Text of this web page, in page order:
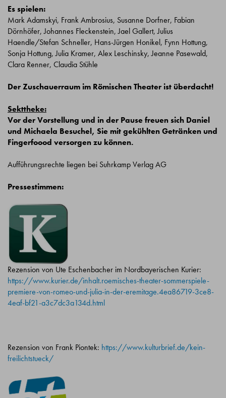
Es spielen:
Mark Adamskyi, Frank Ambrosius, Susanne Dorfner, Fabian
Dörnhöfer, Johannes Fleckenstein, Jael Gallert, Julius
Haendle/Stefan Schneller, Hans-Jürgen Honikel, Fynn Hottung,
Sonja Hottung, Julia Kramer, Alex Leschinsky, Jeanne Pasewald,
Clara Renner, Claudia Stühle
Der Zuschauerraum im Römischen Theater ist überdacht!
Sekttheke:
Vor der Vorstellung und in der Pause freuen sich Daniel
und Michaela Besuchel, Sie mit gekühlten Getränken und
Fingerfoood versorgen zu können.
Aufführungsrechte liegen bei Suhrkamp Verlag AG
Pressestimmen:
Rezension von Ute Eschenbacher im Nordbayerischen Kurier:
https://www.kurier.de/inhalt.roemisches-theater-sommerspiele-
premiere-von-romeo-und-julia-in-der-eremitage.4ea86719-3ce8-
4eaf-bf21-a3c7dc3a134d.html
Rezension von Frank Piontek: https://www.kulturbrief.de/kein-
freilichtstueck/